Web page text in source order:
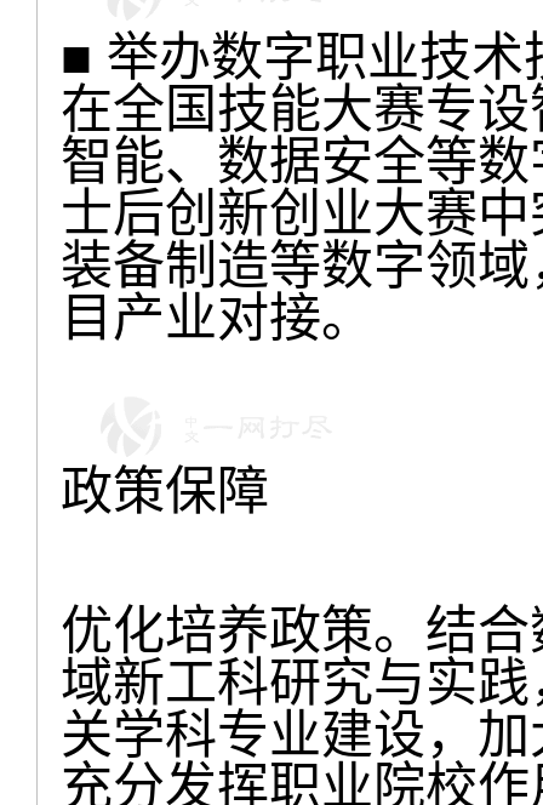
■ 举办数字职业技术
在全国技能大赛专
智能、数据安全等
士后创新创业大赛
装备制造等数字领
目产业对接。
政策保障
优化培养政策。结
域新工科研究与实
关学科专业建设，
充分发挥职业院校